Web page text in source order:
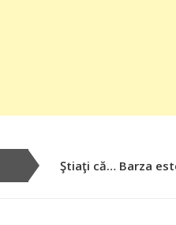
Ştiaţi că… Barza
Știați că… Roşiile